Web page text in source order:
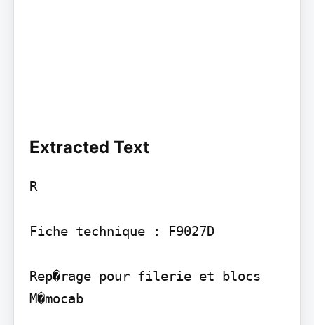
Extracted Text
R
Fiche technique : F9027D
Rep�rage pour filerie et blocs
M�mocab